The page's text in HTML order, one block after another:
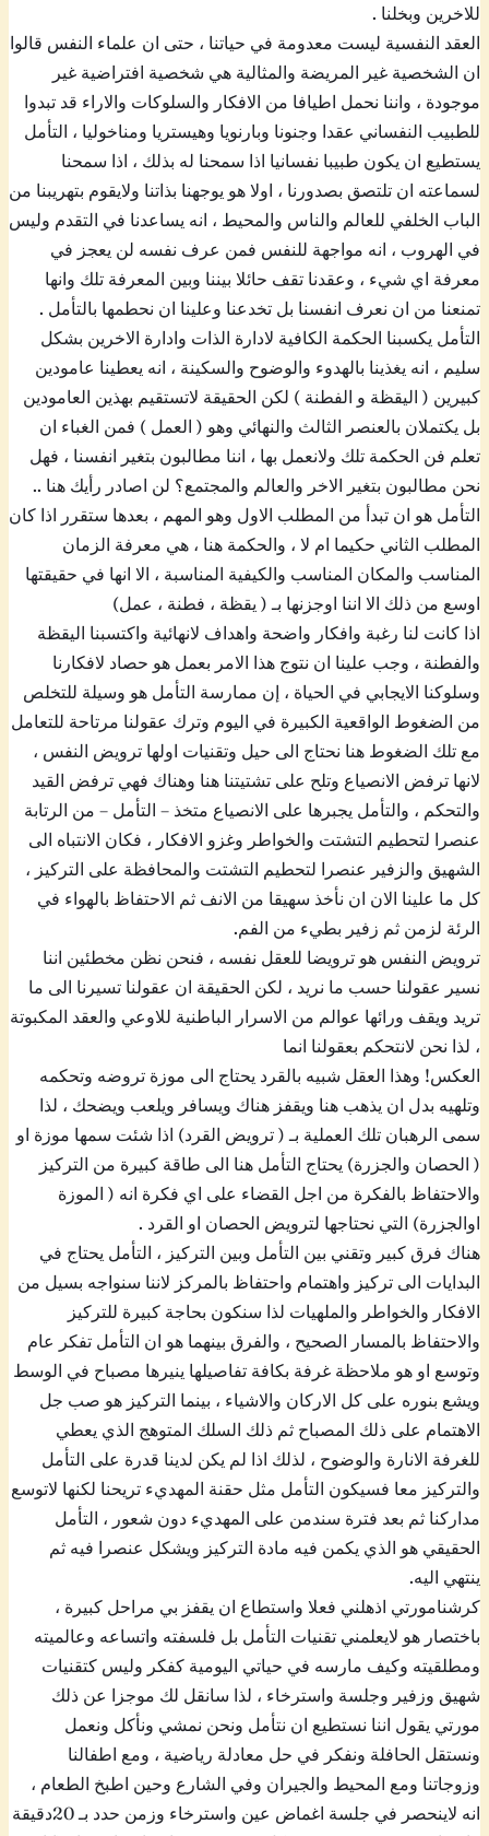
للاخرين وبخلنا .
العقد النفسية ليست معدومة في حياتنا ، حتى ان علماء النفس قالوا
ان الشخصية غير المريضة والمثالية هي شخصية افتراضية غير
موجودة ، واننا نحمل اطيافا من الافكار والسلوكات والاراء قد تبدوا
للطبيب النفساني عقدا وجنونا وبارنويا وهيستريا ومناخوليا ، التأمل
يستطيع ان يكون طبيبا نفسانيا اذا سمحنا له بذلك ، اذا سمحنا
لسماعته ان تلتصق بصدورنا ، اولا هو يوجهنا بذاتنا ولايقوم بتهريبنا من
الباب الخلفي للعالم والناس والمحيط ، انه يساعدنا في التقدم وليس
في الهروب ، انه مواجهة للنفس فمن عرف نفسه لن يعجز في
معرفة اي شيء ، وعقدنا تقف حائلا بيننا وبين المعرفة تلك وانها
تمنعنا من ان نعرف انفسنا بل تخدعنا وعلينا ان نحطمها بالتأمل .
التأمل يكسبنا الحكمة الكافية لادارة الذات وادارة الاخرين بشكل
سليم ، انه يغذينا بالهدوء والوضوح والسكينة ، انه يعطينا عامودين
كبيرين ( اليقظة و الفطنة ) لكن الحقيقة لاتستقيم بهذين العامودين
بل يكتملان بالعنصر الثالث والنهائي وهو ( العمل ) فمن الغباء ان
تعلم فن الحكمة تلك ولانعمل بها ، اننا مطالبون بتغير انفسنا ، فهل
نحن مطالبون بتغير الاخر والعالم والمجتمع؟ لن اصادر رأيك هنا ..
التأمل هو ان تبدأ من المطلب الاول وهو المهم ، بعدها ستقرر اذا كان
المطلب الثاني حكيما ام لا ، والحكمة هنا ، هي معرفة الزمان
المناسب والمكان المناسب والكيفية المناسبة ، الا انها في حقيقتها
اوسع من ذلك الا اننا اوجزنها بـ ( يقظة ، فطنة ، عمل)
اذا كانت لنا رغبة وافكار واضحة واهداف لانهائية واكتسبنا اليقظة
والفطنة ، وجب علينا ان نتوج هذا الامر بعمل هو حصاد لافكارنا
وسلوكنا الايجابي في الحياة ، إن ممارسة التأمل هو وسيلة للتخلص
من الضغوط الواقعية الكبيرة في اليوم وترك عقولنا مرتاحة للتعامل
مع تلك الضغوط هنا نحتاج الى حيل وتقنيات اولها ترويض النفس ،
لانها ترفض الانصياع وتلح على تشتيتنا هنا وهناك فهي ترفض القيد
والتحكم ، والتأمل يجبرها على الانصياع متخذ – التأمل – من الرتابة
عنصرا لتحطيم التشتت والخواطر وغزو الافكار ، فكان الانتباه الى
الشهيق والزفير عنصرا لتحطيم التشتت والمحافظة على التركيز ،
كل ما علينا الان ان نأخذ سهيقا من الانف ثم الاحتفاظ بالهواء في
الرئة لزمن ثم زفير بطيء من الفم.
ترويض النفس هو ترويضا للعقل نفسه ، فنحن نظن مخطئين اننا
نسير عقولنا حسب ما نريد ، لكن الحقيقة ان عقولنا تسيرنا الى ما
تريد ويقف ورائها عوالم من الاسرار الباطنية للاوعي والعقد المكبوتة
، لذا نحن لانتحكم بعقولنا انما
العكس! وهذا العقل شبيه بالقرد يحتاج الى موزة تروضه وتحكمه
وتلهيه بدل ان يذهب هنا ويقفز هناك ويسافر ويلعب ويضحك ، لذا
سمى الرهبان تلك العملية بـ ( ترويض القرد) اذا شئت سمها موزة او
( الحصان والجزرة) يحتاج التأمل هنا الى طاقة كبيرة من التركيز
والاحتفاظ بالفكرة من اجل القضاء على اي فكرة انه ( الموزة
اوالجزرة) التي نحتاجها لترويض الحصان او القرد .
هناك فرق كبير وتقني بين التأمل وبين التركيز ، التأمل يحتاج في
البدايات الى تركيز واهتمام واحتفاظ بالمركز لاننا سنواجه بسيل من
الافكار والخواطر والملهيات لذا سنكون بحاجة كبيرة للتركيز
والاحتفاظ بالمسار الصحيح ، والفرق بينهما هو ان التأمل تفكر عام
وتوسع او هو ملاحظة غرفة بكافة تفاصيلها ينيرها مصباح في الوسط
ويشع بنوره على كل الاركان والاشياء ، بينما التركيز هو صب جل
الاهتمام على ذلك المصباح ثم ذلك السلك المتوهج الذي يعطي
للغرفة الانارة والوضوح ، لذلك اذا لم يكن لدينا قدرة على التأمل
والتركيز معا فسيكون التأمل مثل حقنة المهديء تريحنا لكنها لاتوسع
مداركنا ثم بعد فترة سندمن على المهديء دون شعور ، التأمل
الحقيقي هو الذي يكمن فيه مادة التركيز ويشكل عنصرا فيه ثم
ينتهي اليه.
كرشنامورتي اذهلني فعلا واستطاع ان يقفز بي مراحل كبيرة ،
باختصار هو لايعلمني تقنيات التأمل بل فلسفته واتساعه وعالميته
ومطلقيته وكيف مارسه في حياتي اليومية كفكر وليس كتقنيات
شهيق وزفير وجلسة واسترخاء ، لذا سانقل لك موجزا عن ذلك
مورتي يقول اننا نستطيع ان نتأمل ونحن نمشي ونأكل ونعمل
ونستقل الحافلة ونفكر في حل معادلة رياضية ، ومع اطفالنا
وزوجاتنا ومع المحيط والجيران وفي الشارع وحين اطبخ الطعام ،
انه لاينحصر في جلسة اغماض عين واسترخاء وزمن حدد بـ 20دقيقة